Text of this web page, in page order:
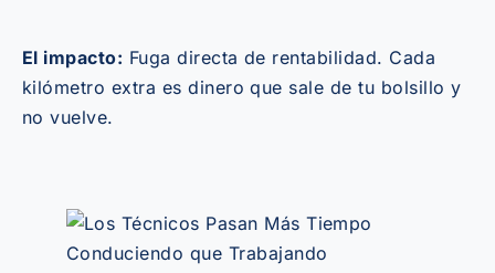
El impacto: Fuga directa de rentabilidad. Cada
kilómetro extra es dinero que sale de tu bolsillo y
no vuelve.